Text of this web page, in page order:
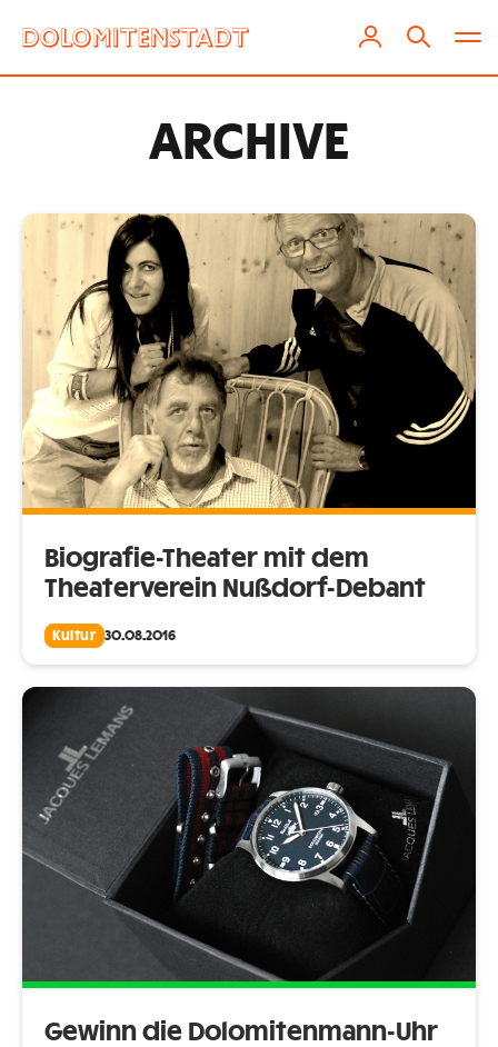
ARCHIVE
Biografie-Theater mit dem
Theaterverein Nußdorf-Debant
Kultur 30.08.2016
Gewinn die Dolomitenmann-Uhr